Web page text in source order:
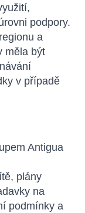
podpory.
a
měla být
v případě
Antigua
plány
na
podmínky a